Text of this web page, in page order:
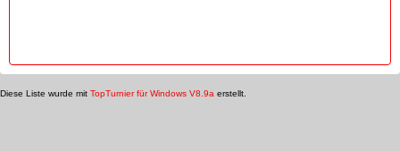
Diese Liste wurde mit TopTurnier für Windows V8.9a erstellt.